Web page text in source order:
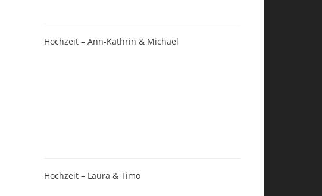
Hochzeit – Ann-Kathrin & Michael
Hochzeit – Laura & Timo